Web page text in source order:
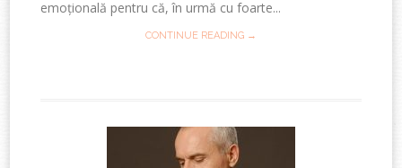
emoțională pentru că, în urmă cu foarte...
CONTINUE READING →